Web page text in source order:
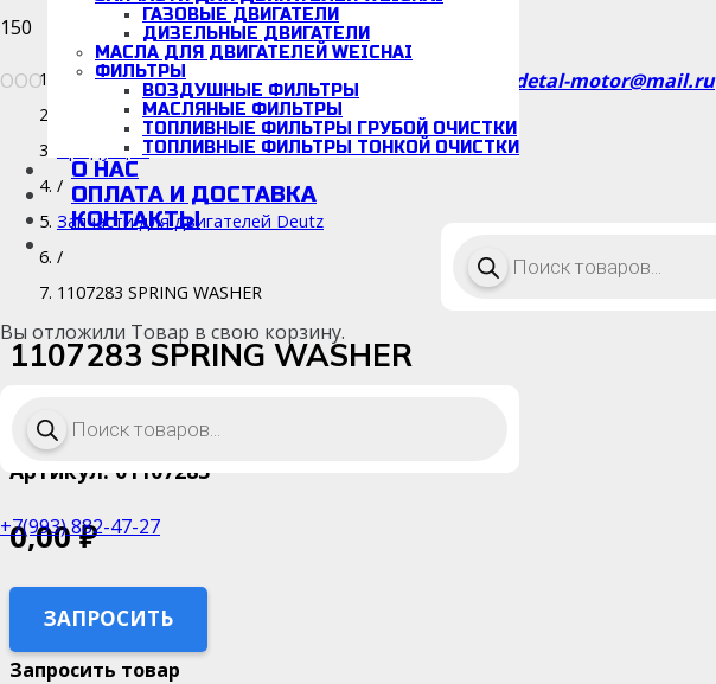
ООО «Детальмотор», ИНН/КПП: 5038166942/670001001 detal-motor@mail.ru
ГАЗОВЫЕ ДВИГАТЕЛИ
ДИЗЕЛЬНЫЕ ДВИГАТЕЛИ
МАСЛА ДЛЯ ДВИГАТЕЛЕЙ WEICHAI
ФИЛЬТРЫ
ВОЗДУШНЫЕ ФИЛЬТРЫ
МАСЛЯНЫЕ ФИЛЬТРЫ
ТОПЛИВНЫЕ ФИЛЬТРЫ ГРУБОЙ ОЧИСТКИ
ТОПЛИВНЫЕ ФИЛЬТРЫ ТОНКОЙ ОЧИСТКИ
О НАС
ОПЛАТА И ДОСТАВКА
КОНТАКТЫ
Вы отложили Товар в свою корзину.
товаров
+7(993) 882-47-27
товаров
Каталог
Продукция
/
Запчасти для двигателей Deutz
/
1107283 SPRING WASHER
1107283 SPRING WASHER
Срок поставки: 14-34 дней
Артикул: 01107283
0,00₽
ЗАПРОСИТЬ
Запросить товар